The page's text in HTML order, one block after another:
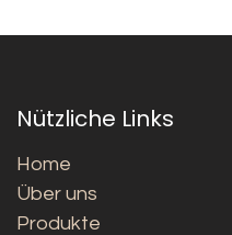
Nützliche Links
Home
Über uns
Produkte